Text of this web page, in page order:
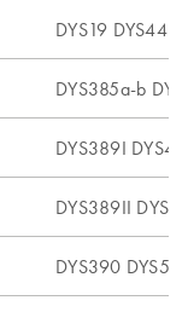
DYS19 DYS448
DYS385a-b
DYS389I
DYS389II
DYS390